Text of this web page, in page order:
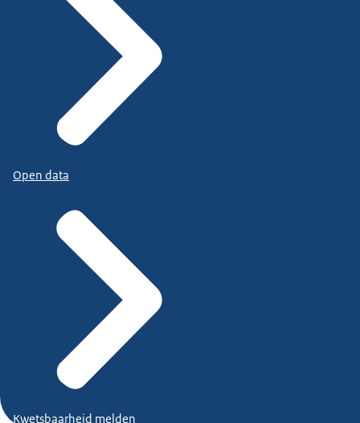
Open data
Kwetsbaarheid melden